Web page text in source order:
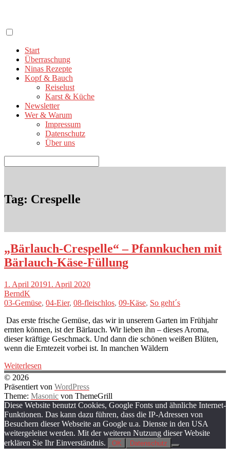
springen
Start
Überraschung
Ninas Rezepte
Kopf & Bauch
Reiselust
Karst & Küche
Newsletter
Wer & Warum
Impressum
Datenschutz
Über uns
nach:
Tag: Crespelle
„Bärlauch-Crespelle“ – Pfannkuchen mit
Bärlauch-Käse-Füllung
1. April 20191. April 2020
BerndK
03-Gemüse, 04-Eier, 08-fleischlos, 09-Käse, So geht´s
Das erste frische Gemüse, das wir in unserem Garten im Frühjahr
ernten können, ist der Bärlauch. Wir lieben ihn – dieses Aroma,
dieser kräftige Geschmack. Und dann die schönen weißen Blüten,
wenn die Erntezeit vorbei ist. In manchen Wäldern
Weiterlesen
© 2026
Präsentiert von WordPress
Theme: Masonic von ThemeGrill
Diese Website benutzt Cookies, Google Fonts und ähnliche Internet-
Funktionen. Das kann dazu führen, dass die IP-Adressen von
Besuchern dieser Webseite an Google u.a. Dienste in den USA
weitergeleitet werden. Mit der weiteren Nutzung dieser Website
erklären Sie Ihr Einverständnis.
OK Datenschutz